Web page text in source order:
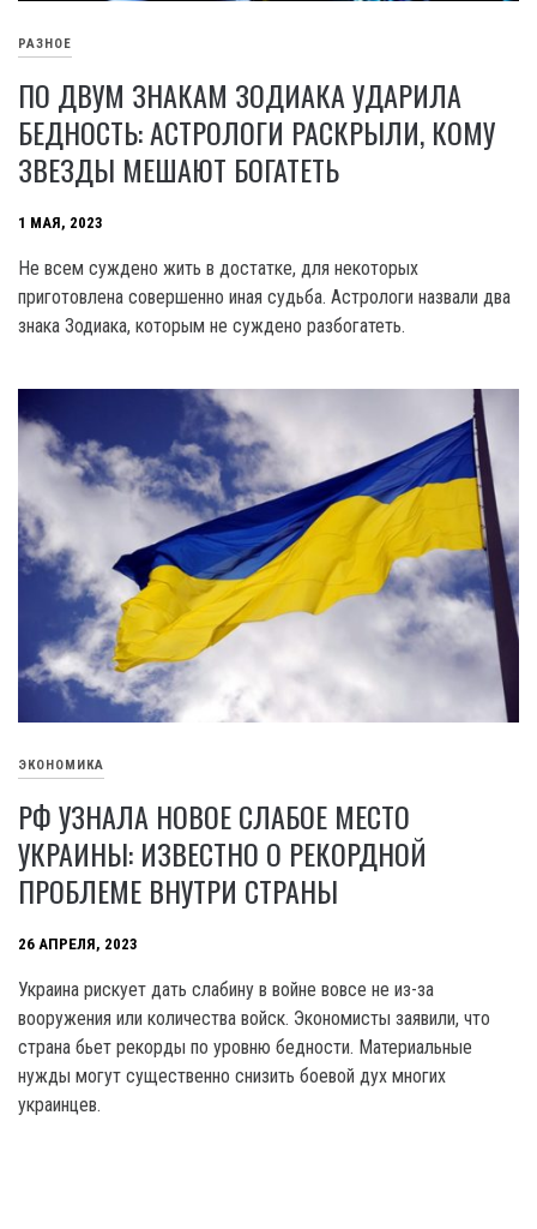
РАЗНОЕ
ПО ДВУМ ЗНАКАМ ЗОДИАКА УДАРИЛА
БЕДНОСТЬ: АСТРОЛОГИ РАСКРЫЛИ, КОМУ
ЗВЕЗДЫ МЕШАЮТ БОГАТЕТЬ
1 МАЯ, 2023
Не всем суждено жить в достатке, для некоторых
приготовлена совершенно иная судьба. Астрологи назвали два
знака Зодиака, которым не суждено разбогатеть.
ЭКОНОМИКА
РФ УЗНАЛА НОВОЕ СЛАБОЕ МЕСТО
УКРАИНЫ: ИЗВЕСТНО О РЕКОРДНОЙ
ПРОБЛЕМЕ ВНУТРИ СТРАНЫ
26 АПРЕЛЯ, 2023
Украина рискует дать слабину в войне вовсе не из-за
вооружения или количества войск. Экономисты заявили, что
страна бьет рекорды по уровню бедности. Материальные
нужды могут существенно снизить боевой дух многих
украинцев.